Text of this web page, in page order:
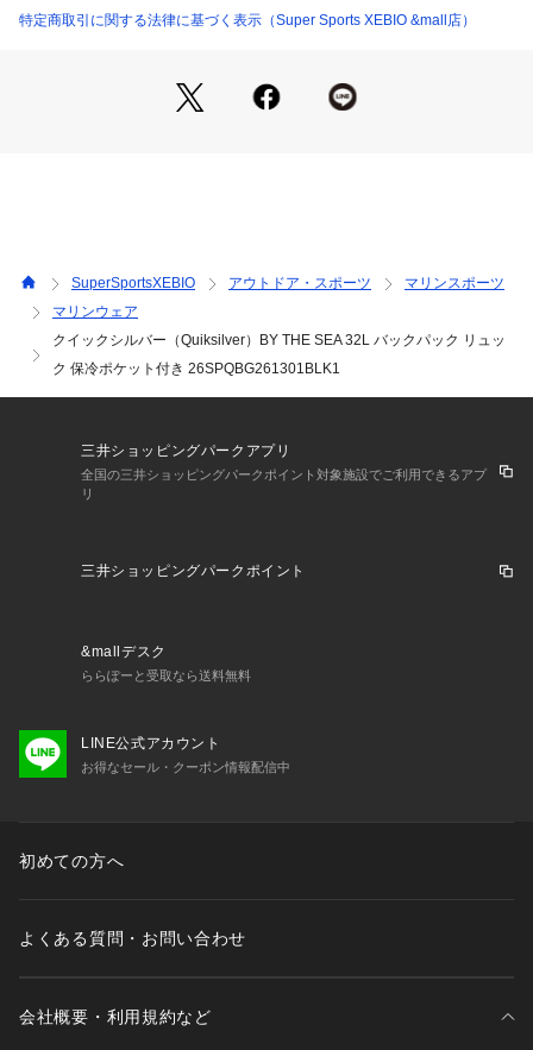
ン。
【商品の購入にあたっての注意事項】
※一部商品において弊社カラー表記がメーカーカラー表記と異
silver QUICK SILVER QUICKSILVER スーパースポーツゼビ
オ ゼビオ Super Sports XEBIO アクションウエア Men's Men
s メンズ めんず 男性 トップス  通勤 通学 旅行 合宿 32L
特定商取引に関する法律に基づく表示（Super Sports XEBIO &mall店）
SuperSportsXEBIO アウトドア・スポーツ
マリンスポーツ
マリンウェア
クイックシルバー（Quiksilver）BY THE SEA 32L バックパック リュッ
ク 保冷ポケット付き 26SPQBG261301BLK1
三井ショッピングパークアプリ
全国の三井ショッピングパークポイント対象施設でご利用できるアプ
リ
三井ショッピングパークポイント
&mallデスク
ららぽーと受取なら送料無料
LINE公式アカウント
お得なセール・クーポン情報配信中
初めての方へ
よくある質問・お問い合わせ
会社概要・利用規約など